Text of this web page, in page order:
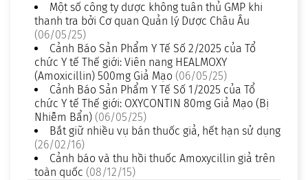
Một số công ty dược không tuân thủ GMP khi
thanh tra bởi Cơ quan Quản lý Dược Châu Âu
(06/05/25)
Cảnh Báo Sản Phẩm Y Tế Số 2/2025 của Tổ
chức Y tế Thế giới: Viên nang HEALMOXY
(Amoxicillin) 500mg Giả Mạo (06/05/25)
Cảnh Báo Sản Phẩm Y Tế Số 1/2025 của Tổ
chức Y tế Thế giới: OXYCONTIN 80mg Giả Mạo (Bị
Nhiễm Bẩn) (06/05/25)
Bắt giữ nhiều vụ bán thuốc giả, hết hạn sử dụng
(26/02/16)
Cảnh báo và thu hồi thuốc Amoxycillin giả trên
toàn quốc (08/12/15)